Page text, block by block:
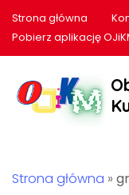
Strona główna
Pobierz aplikację
Strona główna »